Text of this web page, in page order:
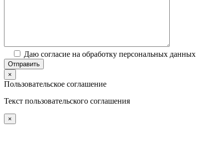
Даю согласие на обработку персональных данных
×
Пользовательское соглашение
Текст пользовательского соглашения
×